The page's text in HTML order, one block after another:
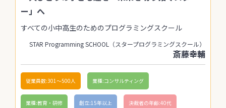
ー」へ
すべての小中高生のためのプログラミングスクール
STAR Programming SCHOOL（スタープログラミングスクール）
斎藤幸輔
従業員数:301〜500人 業種:コンサルティング
業種:教育・研修 創立:15年以上 決裁者の年齢:40代